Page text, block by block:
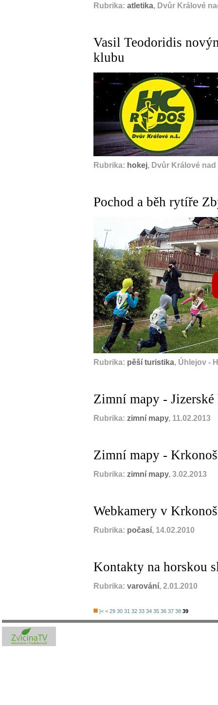
Rubrika: atletika, Dvůr Králové
Vasil Teodoridis
klubu
Rubrika: hokej, Dvůr Králové
Pochod a běh rytíře
Rubrika: pěší turistika, Úhlejov -
Zimní mapy - Jizerské
Rubrika: zimní mapy, 11.02.2013
Zimní mapy -
Rubrika: zimní mapy, 3.02.2013
Webkamery v
Rubrika: počasí, 14.02.2010
Kontakty na horskou
Rubrika: varování, 2.01.2010
|< < 29 30 31 32 33 34 35 36 37 38 39